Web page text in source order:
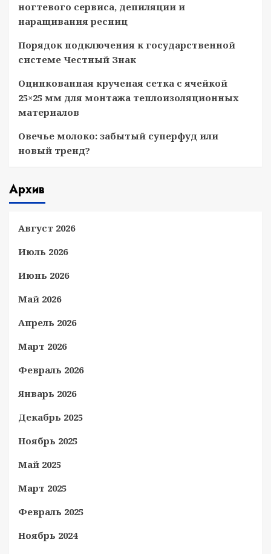
ногтевого сервиса, депиляции и
наращивания ресниц
Порядок подключения к государственной
системе Честный Знак
Оцинкованная крученая сетка с ячейкой
25×25 мм для монтажа теплоизоляционных
материалов
Овечье молоко: забытый суперфуд или
новый тренд?
Архив
Август 2026
Июль 2026
Июнь 2026
Май 2026
Апрель 2026
Март 2026
Февраль 2026
Январь 2026
Декабрь 2025
Ноябрь 2025
Май 2025
Март 2025
Февраль 2025
Ноябрь 2024